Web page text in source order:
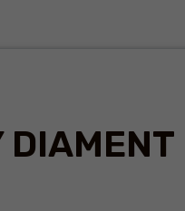
DIAMENT